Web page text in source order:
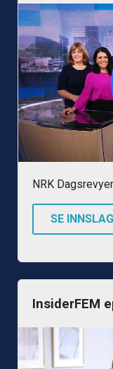
NRK
SE
InsiderFEM